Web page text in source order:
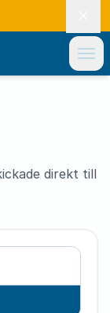
direkt till